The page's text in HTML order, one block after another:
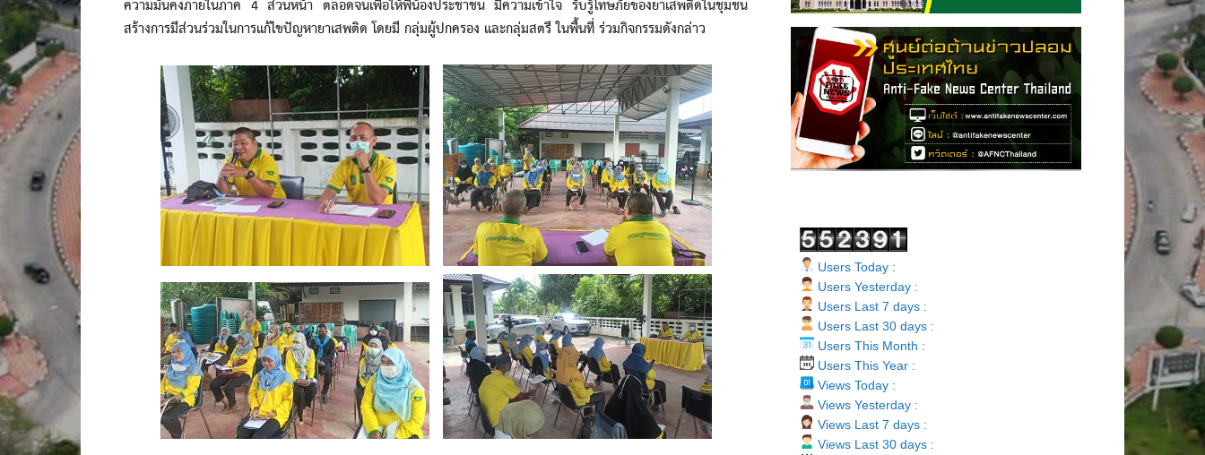
ความมั่นคงภายในภาค 4 ส่วนหน้า ตลอดจนเพื่อให้พี่น้องประชาชน มีความเข้าใจ รับรู้โทษภัยของยาเสพติดในชุมชน
สร้างการมีส่วนร่วมในการแก้ไขปัญหายาเสพติด โดยมี กลุ่มผู้ปกครอง และกลุ่มสตรี ในพื้นที่ ร่วมกิจกรรมดังกล่าว
Users Today :
Users Yesterday :
Users Last 7 days :
Users Last 30 days :
Users This Month :
Users This Year :
Views Today :
Views Yesterday :
Views Last 7 days :
Views Last 30 days :